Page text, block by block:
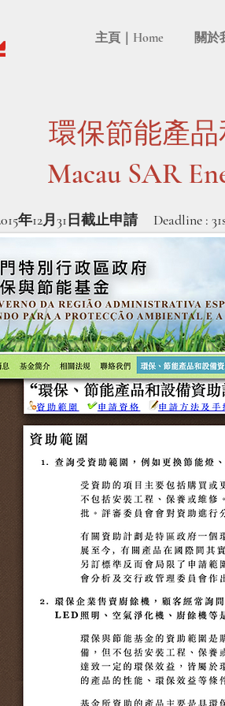
主頁｜Home 關於
環保節能產
Macau SAR
年12月31日截止申請 Deadline :